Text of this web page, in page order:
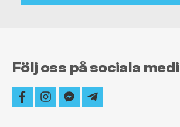
Följ oss på sociala
facebookinstagram
facebook-
messenger
telegram-
plane